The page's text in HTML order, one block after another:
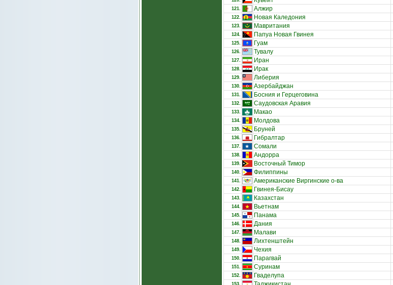
121. Алжир
122. Новая Каледония
123. Мавритания
124. Папуа Новая Гвинея
125. Гуам
126. Тувалу
127. Иран
128. Ирак
129. Либерия
130. Азербайджан
131. Босния и Герцеговина
132. Саудовская Аравия
133. Макао
134. Молдова
135. Бруней
136. Гибралтар
137. Сомали
138. Андорра
139. Восточный Тимор
140. Филиппины
141. Американские Виргинские о-ва
142. Гвинея-Бисау
143. Казахстан
144. Вьетнам
145. Панама
146. Дания
147. Малави
148. Лихтенштейн
149. Чехия
150. Парагвай
151. Суринам
152. Гваделупа
153.